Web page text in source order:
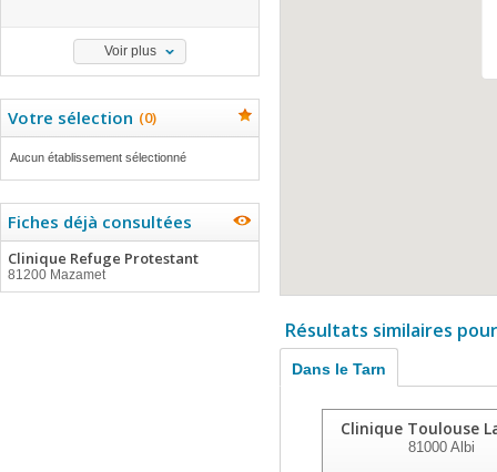
Voir plus
Votre sélection (0)
Aucun établissement sélectionné
Fiches déjà consultées
Clinique Refuge Protestant
81200 Mazamet
Résultats similaires
Dans le Tarn
Clinique Toulouse
81000Albi